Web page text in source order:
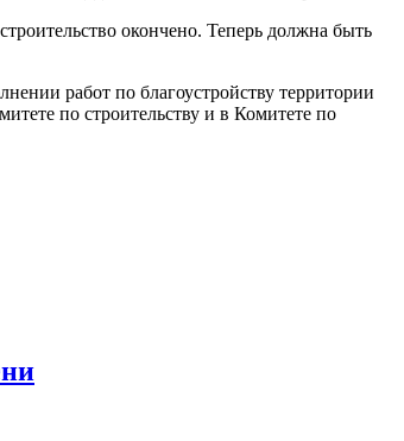
окончено. Теперь должна быть
работ по благоустройству территории
по строительству и в Комитете по